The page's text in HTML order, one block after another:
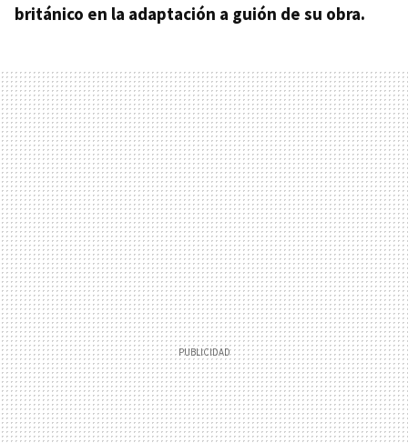
británico en la adaptación a guión de su obra.